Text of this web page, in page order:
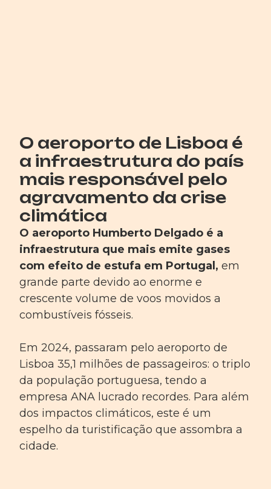
O aeroporto de Lisboa é
a infraestrutura do país
mais responsável pelo
agravamento da crise
climática
O aeroporto Humberto Delgado é a
infraestrutura que mais emite gases
com efeito de estufa em Portugal, em
grande parte devido ao enorme e
crescente volume de voos movidos a
combustíveis fósseis.
Em 2024, passaram pelo aeroporto de
Lisboa 35,1 milhões de passageiros: o triplo
da população portuguesa, tendo a
empresa ANA lucrado recordes. Para além
dos impactos climáticos, este é um
espelho da turistificação que assombra a
cidade.